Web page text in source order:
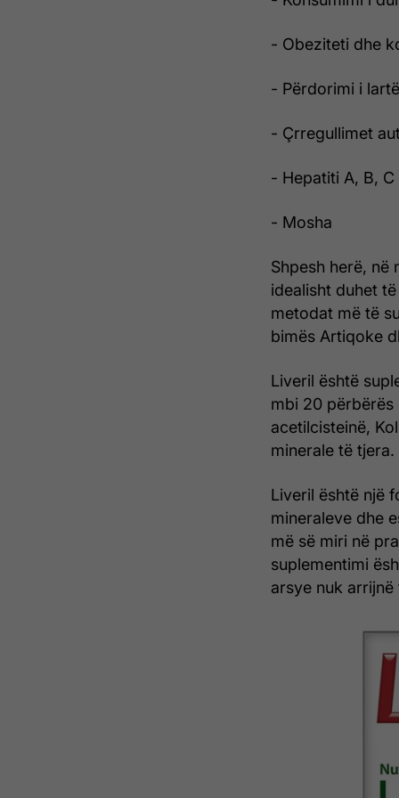
- Obeziteti dhe
- Përdorimi i
- Çrregullimet
- Hepatiti A, B, C
- Mosha
Shpesh herë, në
idealisht duhet
metodat më të
bimës Artiqoke
Liveril është
mbi 20 përbërës
acetilcisteinë,
minerale të tjera.
Liveril është një
mineraleve dhe
më së miri në
suplementimi
arsye nuk